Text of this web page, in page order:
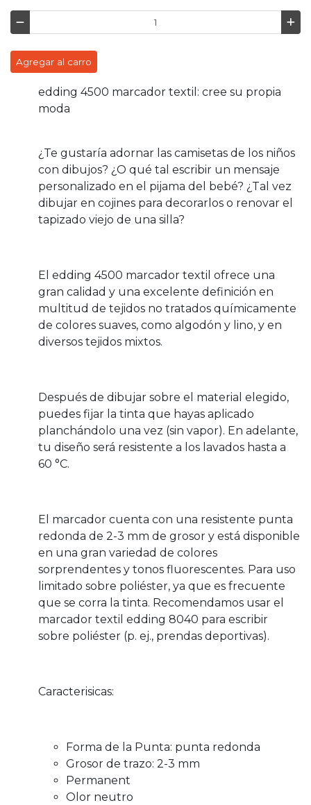
Agregar al carro
edding 4500 marcador textil: cree su propia
moda
¿Te gustaría adornar las camisetas de los niños
con dibujos? ¿O qué tal escribir un mensaje
personalizado en el pijama del bebé? ¿Tal vez
dibujar en cojines para decorarlos o renovar el
tapizado viejo de una silla?
El edding 4500 marcador textil ofrece una
gran calidad y una excelente definición en
multitud de tejidos no tratados químicamente
de colores suaves, como algodón y lino, y en
diversos tejidos mixtos.
Después de dibujar sobre el material elegido,
puedes fijar la tinta que hayas aplicado
planchándolo una vez (sin vapor). En adelante,
tu diseño será resistente a los lavados hasta a
60 °C.
El marcador cuenta con una resistente punta
redonda de 2-3 mm de grosor y está disponible
en una gran variedad de colores
sorprendentes y tonos fluorescentes. Para uso
limitado sobre poliéster, ya que es frecuente
que se corra la tinta. Recomendamos usar el
marcador textil edding 8040 para escribir
sobre poliéster (p. ej., prendas deportivas).
Caracterisicas:
Forma de la Punta: punta redonda
Grosor de trazo: 2-3 mm
Permanent
Olor neutro